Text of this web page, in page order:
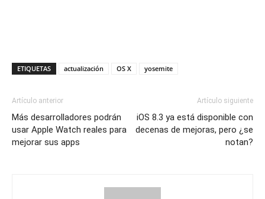
ETIQUETAS actualización OS X yosemite
Artículo anterior
Más desarrolladores podrán
usar Apple Watch reales para
mejorar sus apps
Artículo siguiente
iOS 8.3 ya está disponible con
decenas de mejoras, pero ¿se
notan?